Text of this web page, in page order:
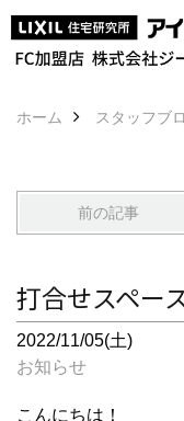
ホーム スタッフブ
前の記事
打合せスペー
2022/11/05(土)
お知らせ
こんにちは！